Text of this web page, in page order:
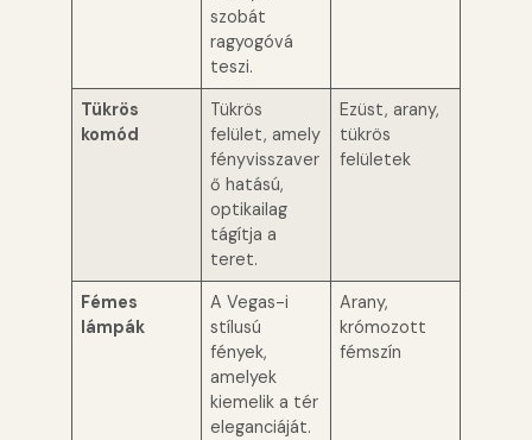
szobát
ragyogóvá
teszi.
Tükrös
komód
Tükrös
felület, amely
fényvisszaver
ő hatású,
optikailag
tágítja a
teret.
Ezüst, arany,
tükrös
felületek
Fémes
lámpák
A Vegas-i
stílusú
fények,
amelyek
kiemelik a tér
eleganciáját.
Arany,
krómozott
fémszín